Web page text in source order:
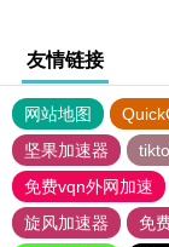
友情链接
网站地图
坚果加速器
免费vqn外网加速
旋风加速器
免